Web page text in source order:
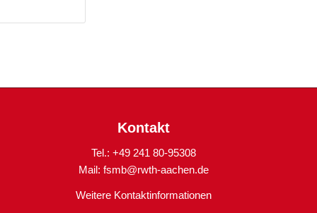
Kontakt
Tel.: +49 241 80-95308
Mail:fsmb@rwth-aachen.de
Weitere Kontaktinformationen